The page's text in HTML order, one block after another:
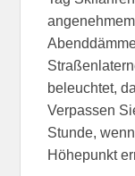
beleuchtet,
Verpassen
Stunde,
Höhepunkt